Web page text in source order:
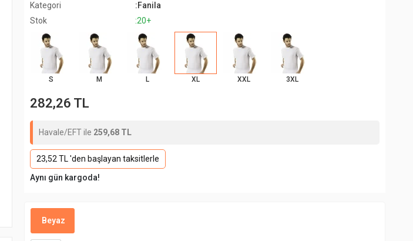
Kategori
:Fanila
Stok
:20+
S M L XL XXL 3XL
282,26 TL
Havale/EFT ile 259,68 TL
23,52 TL 'den başlayan taksitlerle
Aynı gün kargoda!
Beyaz